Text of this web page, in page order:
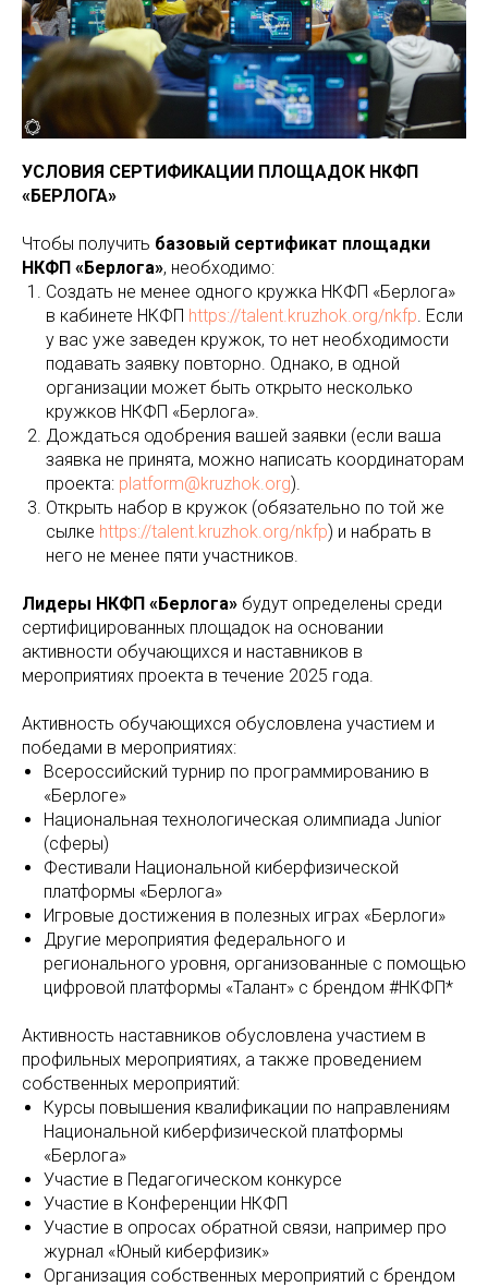
УСЛОВИЯ СЕРТИФИКАЦИИ ПЛОЩАДОК НКФП
«БЕРЛОГА»
Чтобы получить базовый сертификат площадки
НКФП «Берлога», необходимо:
Создать не менее одного кружка НКФП «Берлога»
в кабинете НКФП https://talent.kruzhok.org/nkfp. Если
у вас уже заведен кружок, то нет необходимости
подавать заявку повторно. Однако, в одной
организации может быть открыто несколько
кружков НКФП «Берлога».
Дождаться одобрения вашей заявки (если ваша
заявка не принята, можно написать координаторам
проекта: platform@kruzhok.org).
Открыть набор в кружок (обязательно по той же
сылке https://talent.kruzhok.org/nkfp) и набрать в
него не менее пяти участников.
Лидеры НКФП «Берлога» будут определены среди
сертифицированных площадок на основании
активности обучающихся и наставников в
мероприятиях проекта в течение 2025 года.
Активность обучающихся обусловлена участием и
победами в мероприятиях:
Всероссийский турнир по программированию в
«Берлоге»
Национальная технологическая олимпиада Junior
(сферы)
Фестивали Национальной киберфизической
платформы «Берлога»
Игровые достижения в полезных играх «Берлоги»
Другие мероприятия федерального и
регионального уровня, организованные с помощью
цифровой платформы «Талант» с брендом #НКФП*
Активность наставников обусловлена участием в
профильных мероприятиях, а также проведением
собственных мероприятий:
Курсы повышения квалификации по направлениям
Национальной киберфизической платформы
«Берлога»
Участие в Педагогическом конкурсе
Участие в Конференции НКФП
Участие в опросах обратной связи, например про
журнал «Юный киберфизик»
Организация собственных мероприятий с брендом